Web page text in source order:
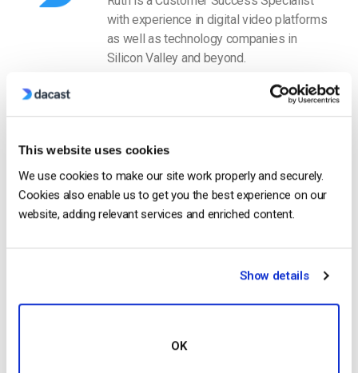
This website uses cookies
We use cookies to make our site work properly and securely.
Cookies also enable us to get you the best experience on our
website, adding relevant services and enriched content.
Show details
OK
with experience in digital video platforms
as well as technology companies in
Silicon Valley and beyond.
Free 14-Day Trial
Get Started!